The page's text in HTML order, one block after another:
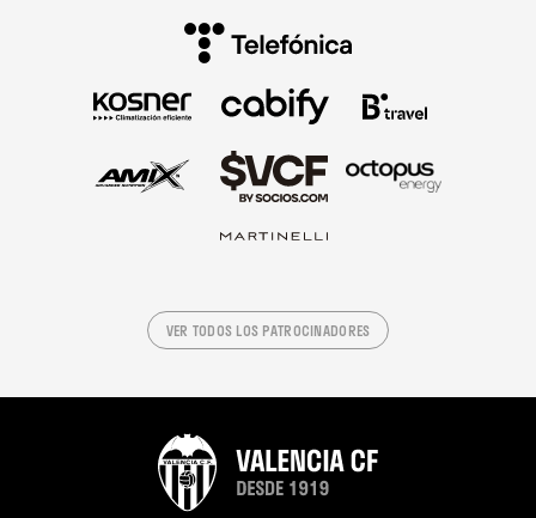
VER TODOS LOS PATROCINADORES